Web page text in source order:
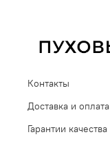
Контакты
Доставка и оплата
Гарантии качества